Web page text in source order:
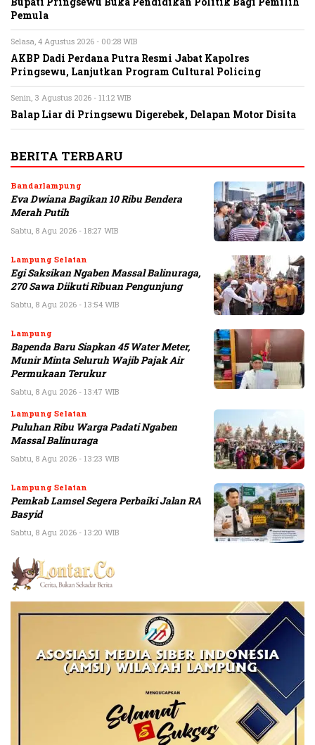
Pemula
Selasa, 4 Agustus 2026 - 00:28 WIB
AKBP Dadi Perdana Putra Resmi Jabat Kapolres
Pringsewu, Lanjutkan Program Cultural Policing
Senin, 3 Agustus 2026 - 11:12 WIB
Balap Liar di Pringsewu Digerebek, Delapan Motor Disita
BERITA TERBARU
Bandarlampung
Eva Dwiana Bagikan 10 Ribu Bendera
Merah Putih
Sabtu, 8 Agu 2026 - 18:27 WIB
Lampung Selatan
Egi Saksikan Ngaben Massal Balinuraga,
270 Sawa Diikuti Ribuan Pengunjung
Sabtu, 8 Agu 2026 - 13:54 WIB
Lampung
Bapenda Baru Siapkan 45 Water Meter,
Munir Minta Seluruh Wajib Pajak Air
Permukaan Terukur
Sabtu, 8 Agu 2026 - 13:47 WIB
Lampung Selatan
Puluhan Ribu Warga Padati Ngaben
Massal Balinuraga
Sabtu, 8 Agu 2026 - 13:23 WIB
Lampung Selatan
Pemkab Lamsel Segera Perbaiki Jalan RA
Basyid
Sabtu, 8 Agu 2026 - 13:20 WIB